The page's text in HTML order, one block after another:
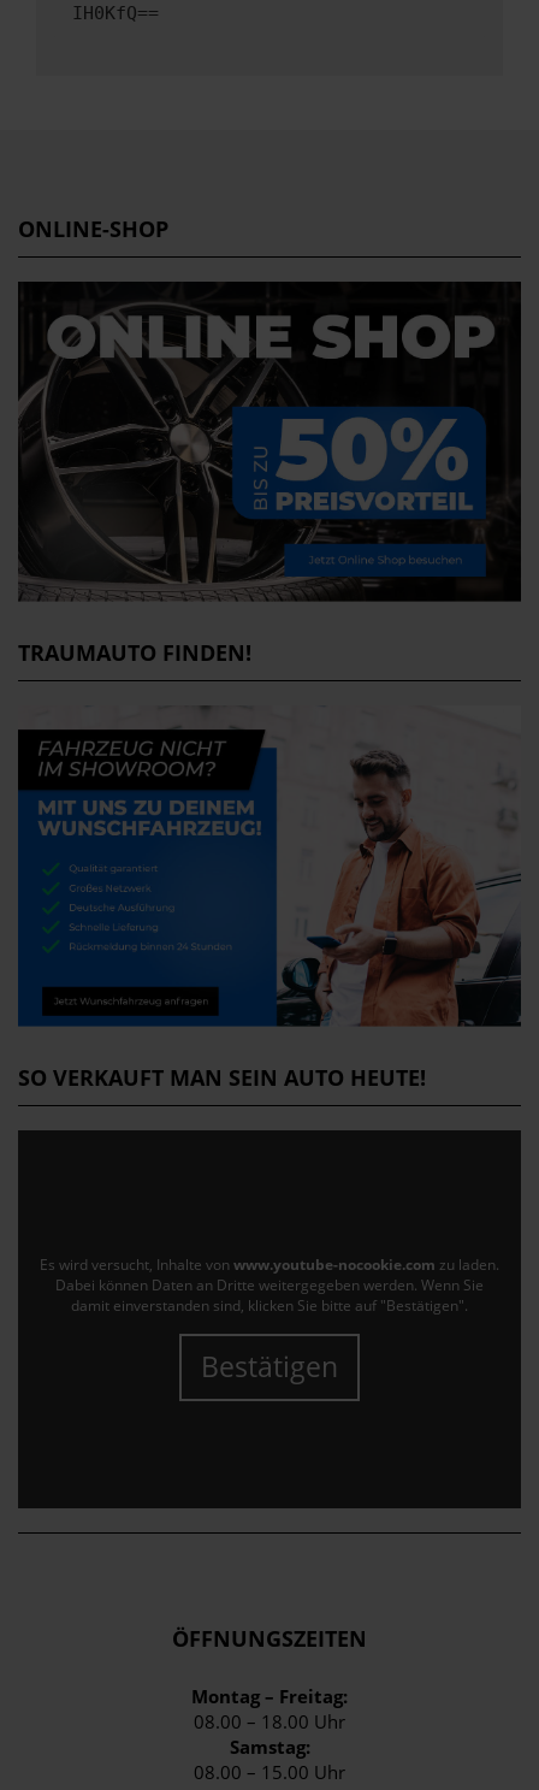
IH0KfQ==
ONLINE-SHOP
TRAUMAUTO FINDEN!
SO VERKAUFT MAN SEIN AUTO HEUTE!
Es wird versucht, Inhalte von www.youtube-nocookie.com zu laden.
Dabei können Daten an Dritte weitergegeben werden. Wenn Sie
damit einverstanden sind, klicken Sie bitte auf "Bestätigen".
Bestätigen
ÖFFNUNGSZEITEN
Montag – Freitag:
08.00 – 18.00 Uhr
Samstag:
08.00 – 15.00 Uhr